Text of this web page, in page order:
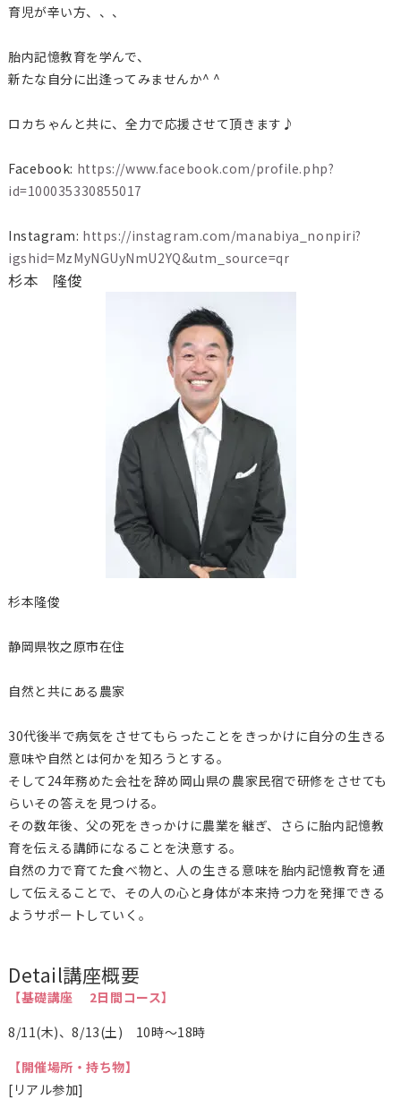
育児が辛い方、、、
胎内記憶教育を学んで、
新たな自分に出逢ってみませんか^ ^
ロカちゃんと共に、全力で応援させて頂きます♪
Facebook: https://www.facebook.com/profile.php?
id=100035330855017
Instagram: https://instagram.com/manabiya_nonpiri?
igshid=MzMyNGUyNmU2YQ&utm_source=qr
杉本 隆俊
杉本隆俊
静岡県牧之原市在住
自然と共にある農家
30代後半で病気をさせてもらったことをきっかけに自分の生きる
意味や自然とは何かを知ろうとする。
そして24年務めた会社を辞め岡山県の農家民宿で研修をさせても
らいその答えを見つける。
その数年後、父の死をきっかけに農業を継ぎ、さらに胎内記憶教
育を伝える講師になることを決意する。
自然の力で育てた食べ物と、人の生きる意味を胎内記憶教育を通
して伝えることで、その人の心と身体が本来持つ力を発揮できる
ようサポートしていく。
Detail講座概要
【基礎講座 2日間コース】
8/11(木)、8/13(土) 10時〜18時
【開催場所・持ち物】
[リアル参加]